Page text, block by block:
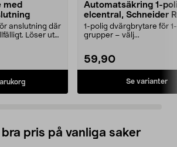
med
anslutning där
Löser ut
Automatsäkring 1-
elcentral, Schneider
1-polig dvärgbrytare för
grupper – välj...
59,90
Se varianter
pris på vanliga saker